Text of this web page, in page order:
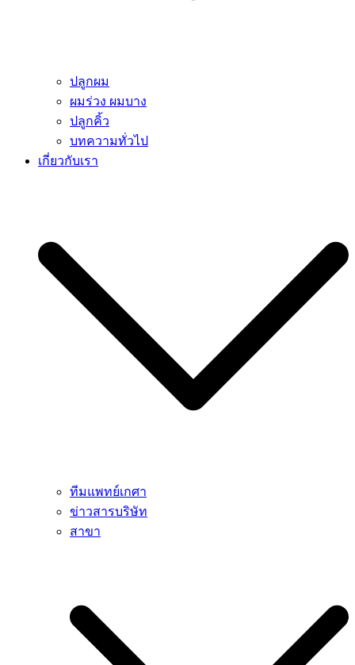
ปลูกผม
ผมร่วง ผมบาง
ปลูกคิ้ว
บทความทั่วไป
เกี่ยวกับเรา
ทีมแพทย์เกศา
ข่าวสารบริษัท
สาขา